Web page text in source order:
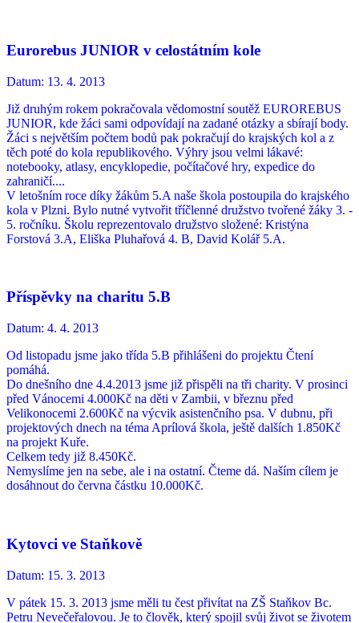
Eurorebus JUNIOR v celostátním kole
Datum: 13. 4. 2013
Již druhým rokem pokračovala vědomostní soutěž EUROREBUS
JUNIOR, kde žáci sami odpovídají na zadané otázky a sbírají body.
Žáci s největším počtem bodů pak pokračují do krajských kol a z
těch poté do kola republikového. Výhry jsou velmi lákavé:
notebooky, atlasy, encyklopedie, počítačové hry, expedice do
zahraničí....
V letošním roce díky žákům 5.A naše škola postoupila do krajského
kola v Plzni. Bylo nutné vytvořit tříčlenné družstvo tvořené žáky 3. -
5. ročníku. Školu reprezentovalo družstvo složené: Kristýna
Forstová 3.A, Eliška Pluhařová 4. B, David Kolář 5.A.
Příspěvky na charitu 5.B
Datum: 4. 4. 2013
Od listopadu jsme jako třída 5.B přihlášeni do projektu Čtení
pomáhá.
Do dnešního dne 4.4.2013 jsme již přispěli na tři charity. V prosinci
před Vánocemi 4.000Kč na děti v Zambii, v březnu před
Velikonocemi 2.600Kč na výcvik asistenčního psa. V dubnu, při
projektových dnech na téma Aprílová škola, ještě dalších 1.850Kč
na projekt Kuře.
Celkem tedy již 8.450Kč.
Nemyslíme jen na sebe, ale i na ostatní. Čteme dá. Naším cílem je
dosáhnout do června částku 10.000Kč.
Kytovci ve Staňkově
Datum: 15. 3. 2013
V pátek 15. 3. 2013 jsme měli tu čest přivítat na ZŠ Staňkov Bc.
Petru Nevečeřalovou. Je to člověk, který spojil svůj život se životem